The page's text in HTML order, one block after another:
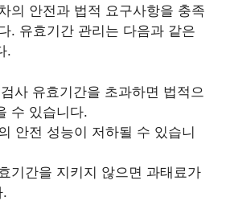
의 안전과 법적 요구사항을 충족
. 유효기간 관리는 다음과 같은
.
사 유효기간을 초과하면 법적으
수 있습니다.
안전 성능이 저하될 수 있습니
기간을 지키지 않으면 과태료가
.